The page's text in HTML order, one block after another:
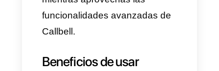
• Integrar herramientas como
través de Zapier